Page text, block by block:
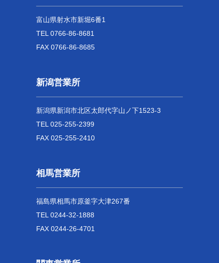
富山県射水市新堀6番1
TEL 0766-86-8681
FAX 0766-86-8685
新潟営業所
新潟県新潟市北区太郎代字山ノ下1523-3
TEL 025-255-2399
FAX 025-255-2410
相馬営業所
福島県相馬市原釜字大津267番
TEL 0244-32-1888
FAX 0244-26-4701